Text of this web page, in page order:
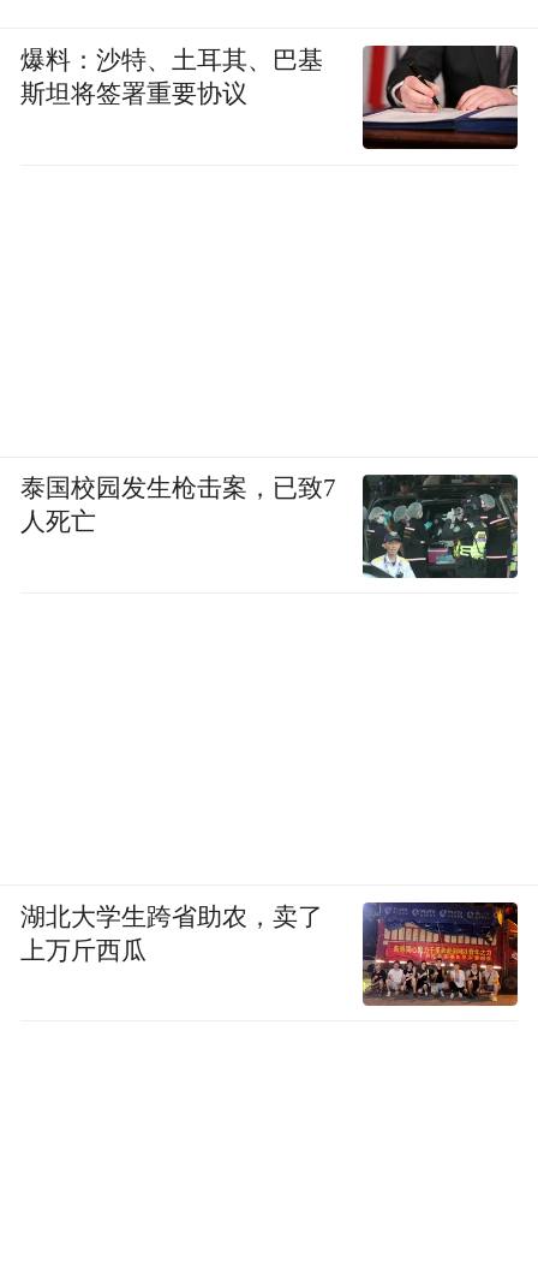
爆料：沙特、土耳其、巴基
斯坦将签署重要协议
泰国校园发生枪击案，已致7
人死亡
湖北大学生跨省助农，卖了
上万斤西瓜